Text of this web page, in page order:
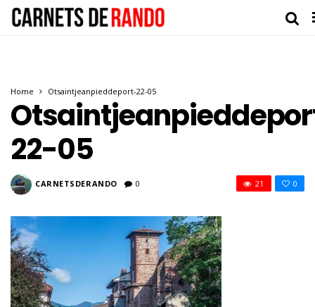
Home Otsaintjeanpieddeport-22-05
22-05
CARNETSDERANDO 0 0
21